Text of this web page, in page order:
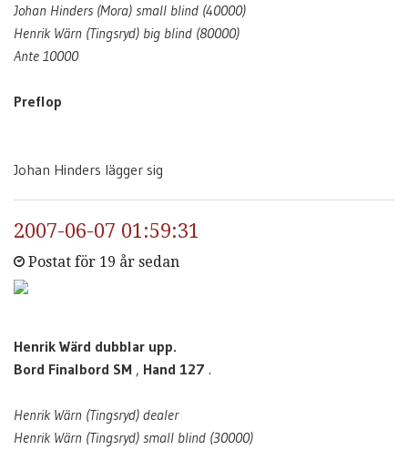
Johan Hinders (Mora) small blind (40000)
Henrik Wärn (Tingsryd) big blind (80000)
Ante 10000
Preflop
Johan Hinders lägger sig
2007-06-07 01:59:31
Postat för 19 år sedan
Henrik Wärd dubblar upp.
Bord Finalbord SM , Hand 127 .
Henrik Wärn (Tingsryd) dealer
Henrik Wärn (Tingsryd) small blind (30000)